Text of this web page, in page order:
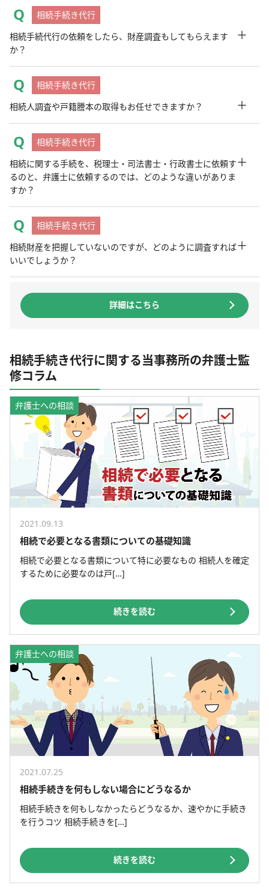
相続手続き代行
相続手続代行の依頼をしたら、財産調査もしてもらえます
か？
＋
相続手続き代行
相続人調査や戸籍謄本の取得もお任せできますか？
＋
相続手続き代行
相続に関する手続を、税理士・司法書士・行政書士に依頼す
るのと、弁護士に依頼するのでは、どのような違いがありま
すか？
＋
相続手続き代行
相続財産を把握していないのですが、どのように調査すれば
いいでしょうか？
＋
詳細はこちら
相続手続き代行に関する当事務所の弁護士監
修コラム
弁護士への相談
2021.09.13
相続で必要となる書類についての基礎知識
相続で必要となる書類について特に必要なもの 相続人を確定
するために必要なのは戸[…]
続きを読む
弁護士への相談
2021.07.25
相続手続きを何もしない場合にどうなるか
相続手続きを何もしなかったらどうなるか、速やかに手続き
を行うコツ 相続手続きを[…]
続きを読む